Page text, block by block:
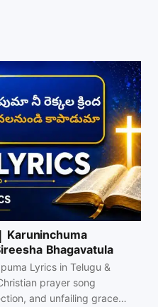
Bhagavatula
Lyrics in Telugu &
prayer song
and unfailing grace